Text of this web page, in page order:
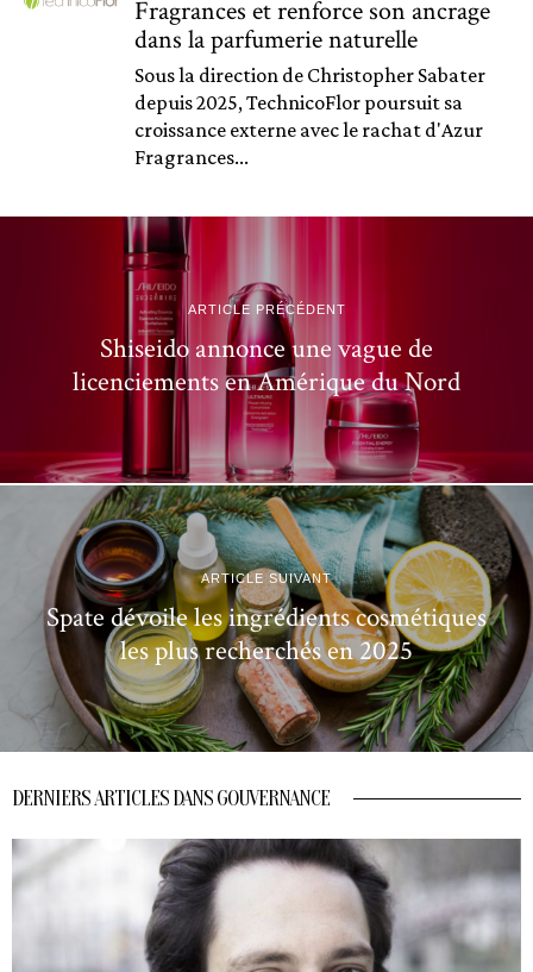
Fragrances et renforce son ancrage
dans la parfumerie naturelle
Sous la direction de Christopher Sabater
depuis 2025, TechnicoFlor poursuit sa
croissance externe avec le rachat d'Azur
Fragrances...
ARTICLE PRÉCÉDENT
Shiseido annonce une vague de
licenciements en Amérique du Nord
ARTICLE SUIVANT
Spate dévoile les ingrédients cosmétiques
les plus recherchés en 2025
DERNIERS ARTICLES DANS GOUVERNANCE